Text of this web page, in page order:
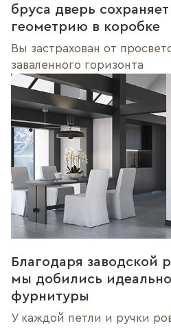
бруса дверь
геометрию в коробке
Вы застрахован от
заваленного горизонта
Благодаря заводской
мы добились
фурнитуры
У каждой петли и ручки